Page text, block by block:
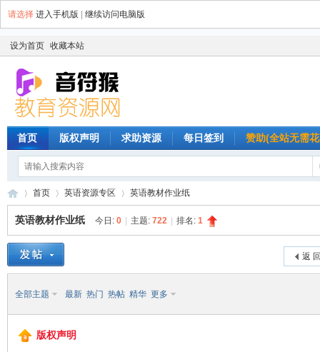
请选择 进入手机版 继续访问电脑版
设为首页 收藏本站
首页 版权声明 求助资源 每日签到 赞助(全站无需
»
首页
›
英语资源专区 英语教材作业纸
英语教材作业纸 今日: 0 主题: 722 排名: 1
返
全部主题 最新 热门 热帖 精华 更多
版权声明